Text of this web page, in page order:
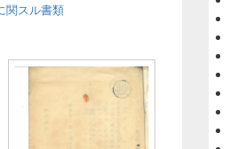
関スル書類